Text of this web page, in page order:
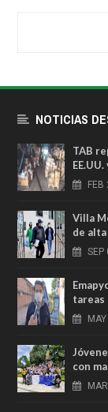
NOTICIAS
TAB
FEB
Villa
de
SEP
tareas
MAY
con
MAR